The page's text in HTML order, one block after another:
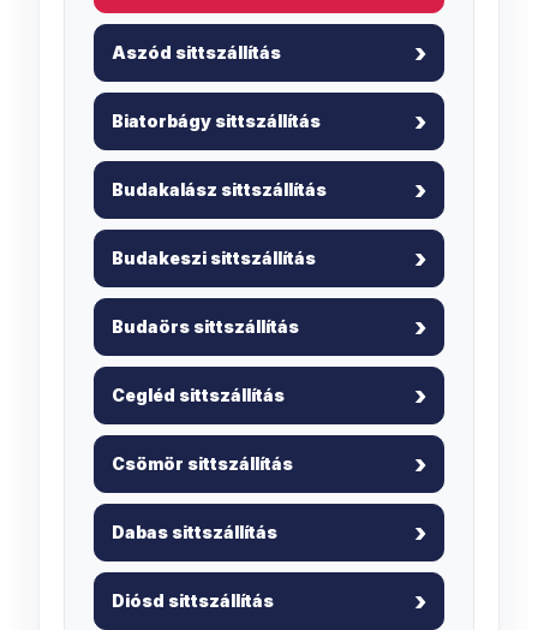
Aszód sittszállítás
Biatorbágy sittszállítás
Budakalász sittszállítás
Budakeszi sittszállítás
Budaörs sittszállítás
Cegléd sittszállítás
Csömör sittszállítás
Dabas sittszállítás
Diósd sittszállítás